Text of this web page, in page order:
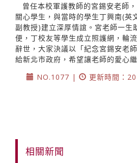
曾任本校軍護教師的宮錫安老師
關心學生，與當時的學生丁興南(英
副教授)建立深厚情誼。宮老師一生
便，丁校友等學生成立照護網，輪
辭世，大家決議以「紀念宮錫安老
給新北市政府，希望讓老師的愛心
NO.1077 |
更新時間：
相關新聞